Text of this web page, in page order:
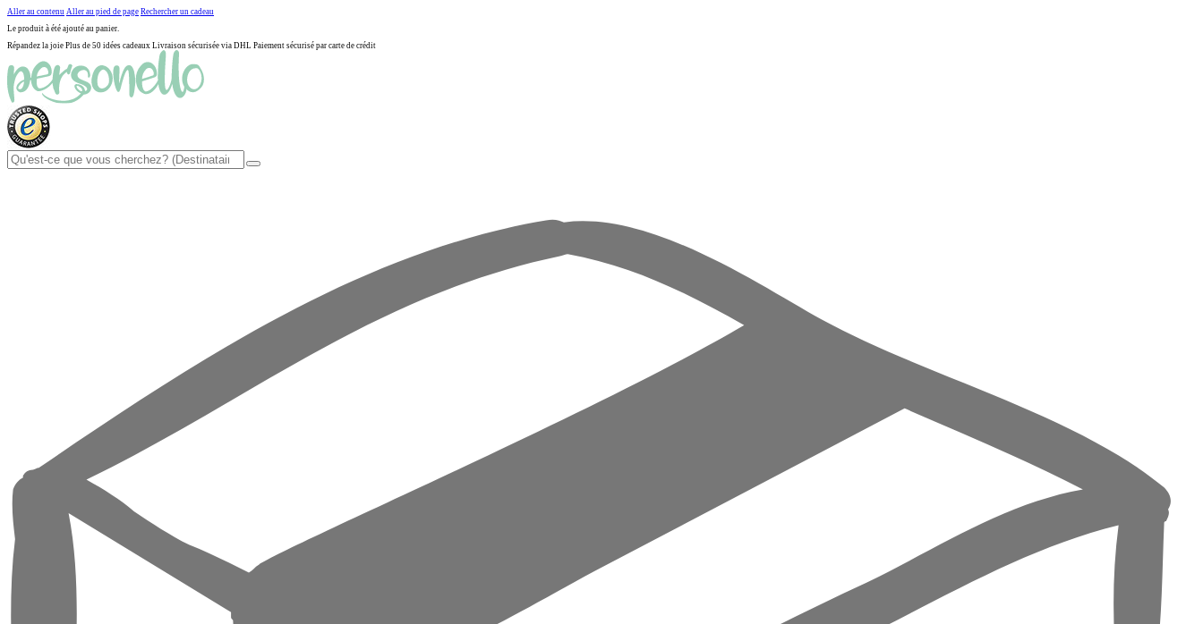
Aller au contenu Aller au pied de page Rechercher un cadeau
Le produit à été ajouté au panier.
Répandez la joie Plus de 50 idées cadeaux Livraison sécurisée via DHL Paiement sécurisé par carte de crédit